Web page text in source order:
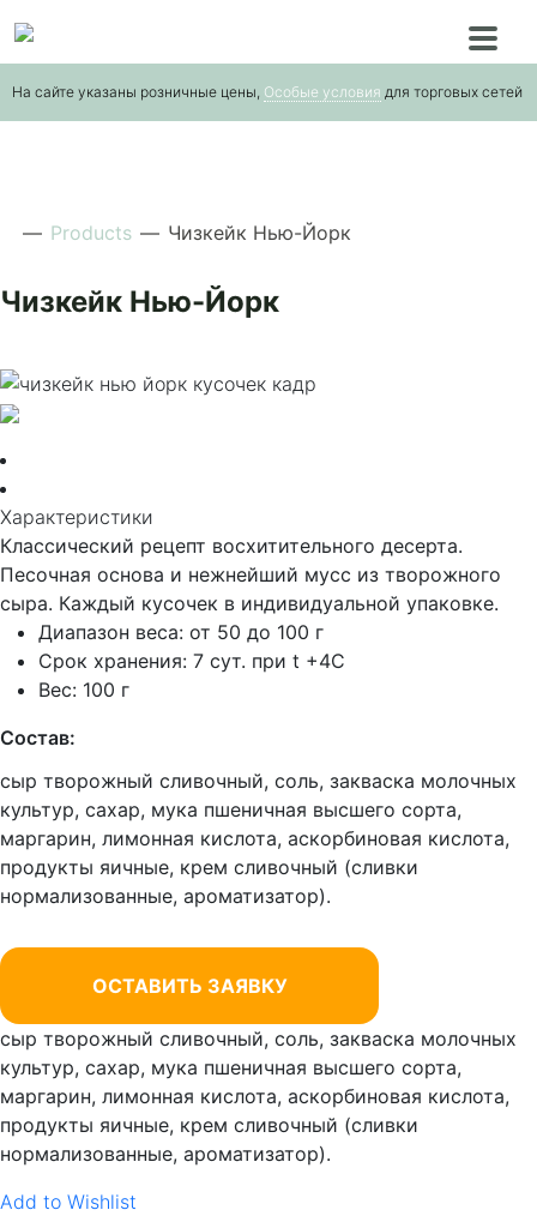
to
the
content
На сайте указаны розничные цены, Особые условия для торговых сетей
— Products — Чизкейк Нью-Йорк
Чизкейк Нью-Йорк
Характеристики
Классический рецепт восхитительного десерта.
Песочная основа и нежнейший мусс из творожного
сыра. Каждый кусочек в индивидуальной упаковке.
Диапазон веса: от 50 до 100 г
Срок хранения: 7 сут. при t +4C
Вес: 100 г
Состав:
сыр творожный сливочный, соль, закваска молочных
культур, сахар, мука пшеничная высшего сорта,
маргарин, лимонная кислота, аскорбиновая кислота,
продукты яичные, крем сливочный (сливки
нормализованные, ароматизатор).
ОСТАВИТЬ ЗАЯВКУ
сыр творожный сливочный, соль, закваска молочных
культур, сахар, мука пшеничная высшего сорта,
маргарин, лимонная кислота, аскорбиновая кислота,
продукты яичные, крем сливочный (сливки
нормализованные, ароматизатор).
Add to Wishlist